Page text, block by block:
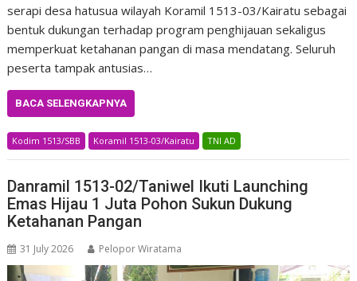
serapi desa hatusua wilayah Koramil 1513-03/Kairatu sebagai
bentuk dukungan terhadap program penghijauan sekaligus
memperkuat ketahanan pangan di masa mendatang. Seluruh
peserta tampak antusias…
BACA SELENGKAPNYA
Kodim 1513/SBB Koramil 1513-03/Kairatu TNI AD
Danramil 1513-02/Taniwel Ikuti Launching
Emas Hijau 1 Juta Pohon Sukun Dukung
Ketahanan Pangan
31 July 2026 Pelopor Wiratama